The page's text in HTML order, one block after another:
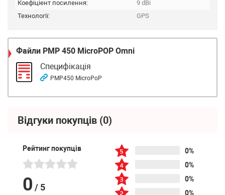
Коефіціент посилення:
9 dBi
Технології:
GPS
Файли PMP 450 MicroPOP Omni
Специфікація
PMP450 MicroPoP
Відгуки покупців (0)
Рейтинг покупців
0 / 5
0%
0%
0%
0%